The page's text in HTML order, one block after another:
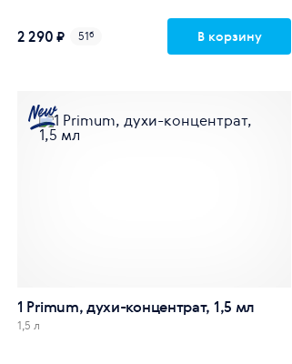
2 290 ₽ 51б В корзину
1 Primum, духи-концентрат, 1,5 мл
1,5 л